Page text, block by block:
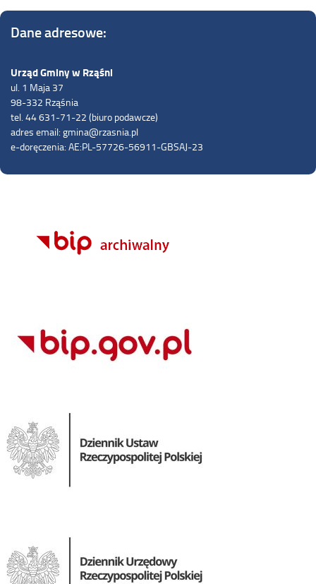
Dane adresowe:
Urząd Gminy w Rząśni
ul. 1 Maja 37
98-332 Rząśnia
tel. 44 631-71-22 (biuro podawcze)
adres email: gmina@rzasnia.pl
e-doręczenia: AE:PL-57726-56911-GBSAJ-23